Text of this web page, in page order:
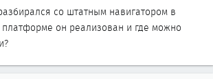
со штатным навигатором в
он реализован и где можно